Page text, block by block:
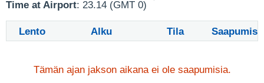
Time at Airport: 23.14 (GMT 0)
Lento Alku Tila Saapumis
Tämän ajan jakson aikana ei ole saapumisia.